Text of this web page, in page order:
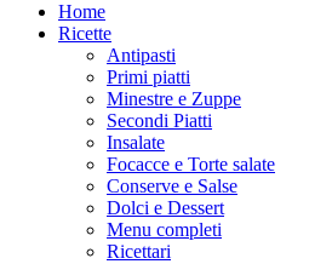
Home
Ricette
Antipasti
Primi piatti
Minestre e Zuppe
Secondi Piatti
Insalate
Focacce e Torte salate
Conserve e Salse
Dolci e Dessert
Menu completi
Ricettari